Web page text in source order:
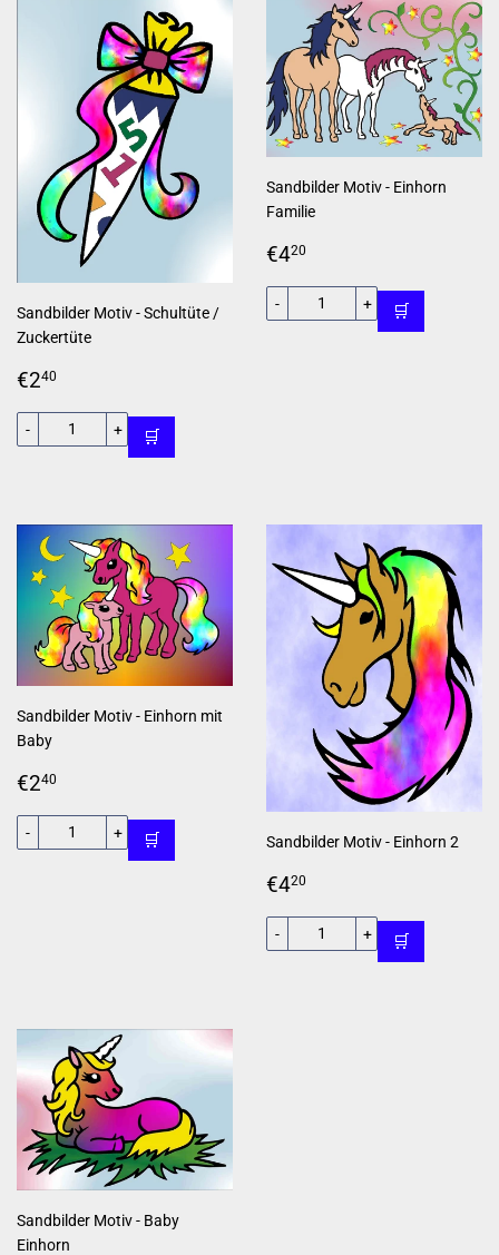
Sandbilder Motiv - Schultüte /
Zuckertüte
Normaler
€240
+
- 🛒
Sandbilder Motiv - Einhorn
Familie
Normaler
€420
+
- 🛒
Sandbilder Motiv - Einhorn mit
Baby
Normaler
€240
+
- 🛒 Sandbilder Motiv - Einhorn 2
Normaler
€420
+
- 🛒
Sandbilder Motiv - Baby
Einhorn